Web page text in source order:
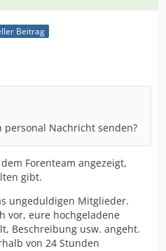
Beitrag
personal Nachricht senden?
Forenteam angezeigt,
gibt.
ungeduldigen Mitglieder.
vor, eure hochgeladene
Beschreibung usw. angeht.
von 24 Stunden